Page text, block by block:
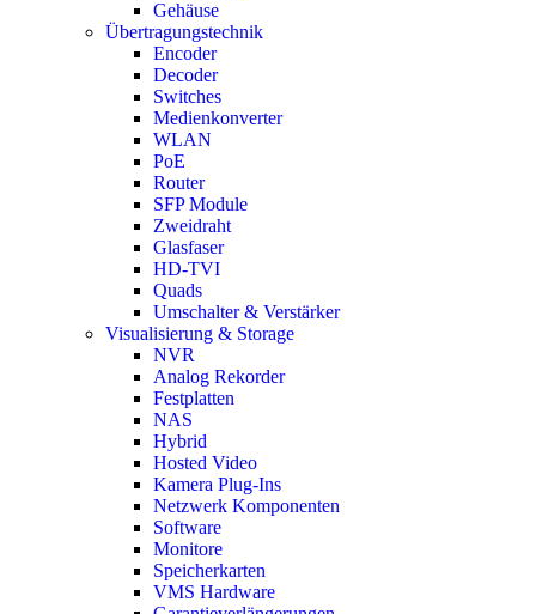
Gehäuse
Übertragungstechnik
Encoder
Decoder
Switches
Medienkonverter
WLAN
PoE
Router
SFP Module
Zweidraht
Glasfaser
HD-TVI
Quads
Umschalter & Verstärker
Visualisierung & Storage
NVR
Analog Rekorder
Festplatten
NAS
Hybrid
Hosted Video
Kamera Plug-Ins
Netzwerk Komponenten
Software
Monitore
Speicherkarten
VMS Hardware